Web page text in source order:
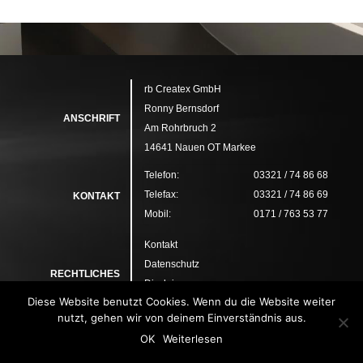
ANSCHRIFT
rb Createx GmbH
Ronny Bernsdorf
Am Rohrbruch 2
14641 Nauen OT Markee
KONTAKT
Telefon:
03321 / 74 86 68
Telefax:
03321 / 74 86 69
Mobil:
0171 / 763 53 77
RECHTLICHES
Kontakt
Datenschutz
Disclaimer
Impressum
Diese Website benutzt Cookies. Wenn du die Website weiter
nutzt, gehen wir von deinem Einverständnis aus.
OK
Weiterlesen